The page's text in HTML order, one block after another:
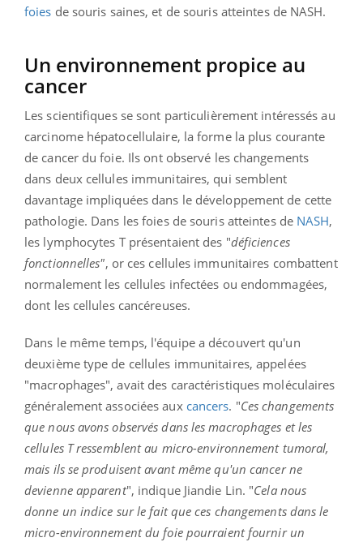
foies de souris saines, et de souris atteintes de NASH.
Un environnement propice au
cancer
Les scientifiques se sont particulièrement intéressés au
carcinome hépatocellulaire, la forme la plus courante
de cancer du foie. Ils ont observé les changements
dans deux cellules immunitaires, qui semblent
davantage impliquées dans le développement de cette
pathologie. Dans les foies de souris atteintes de NASH,
les lymphocytes T présentaient des "déficiences
fonctionnelles", or ces cellules immunitaires combattent
normalement les cellules infectées ou endommagées,
dont les cellules cancéreuses.
Dans le même temps, l'équipe a découvert qu'un
deuxième type de cellules immunitaires, appelées
"macrophages", avait des caractéristiques moléculaires
généralement associées aux cancers. "Ces changements
que nous avons observés dans les macrophages et les
cellules T ressemblent au micro-environnement tumoral,
mais ils se produisent avant même qu'un cancer ne
devienne apparent", indique Jiandie Lin. "Cela nous
donne un indice sur le fait que ces changements dans le
micro-environnement du foie pourraient fournir un